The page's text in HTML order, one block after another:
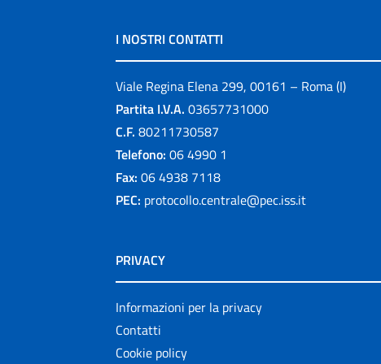
I NOSTRI CONTATTI
Viale Regina Elena 299, 00161 – Roma (I)
Partita I.V.A. 03657731000
C.F. 80211730587
Telefono: 06 4990 1
Fax: 06 4938 7118
PEC: protocollo.centrale@pec.iss.it
PRIVACY
Informazioni per la privacy
Contatti
Cookie policy